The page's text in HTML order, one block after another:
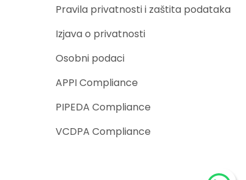
Pravila privatnosti i zaštita podataka
Izjava o privatnosti
Osobni podaci
APPI Compliance
PIPEDA Compliance
VCDPA Compliance